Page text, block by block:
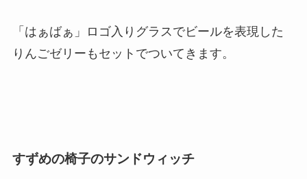
「はぁばぁ」ロゴ入りグラスでビールを表現した
りんごゼリーもセットでついてきます。
すずめの椅子のサンドウィッチ